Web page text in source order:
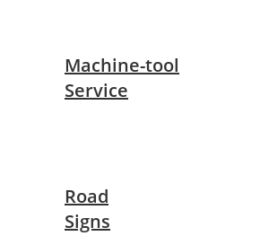
Machine-tool
Service
Road
Signs